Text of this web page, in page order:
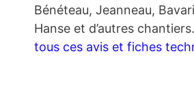
Bénéteau, Jeanneau,
Hanse et d’autres chantiers.
tous ces avis et fiches